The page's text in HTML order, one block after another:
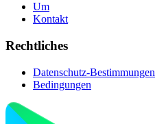
Um
Kontakt
Rechtliches
Datenschutz-Bestimmungen
Bedingungen